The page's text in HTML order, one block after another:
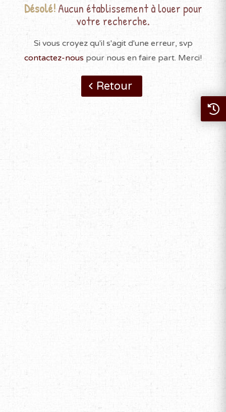
Désolé!Aucun établissement à louer pour
votre recherche.
Si vous croyez qu'il s'agit d'une erreur, svp
contactez-nous pour nous en faire part. Merci!
Retour